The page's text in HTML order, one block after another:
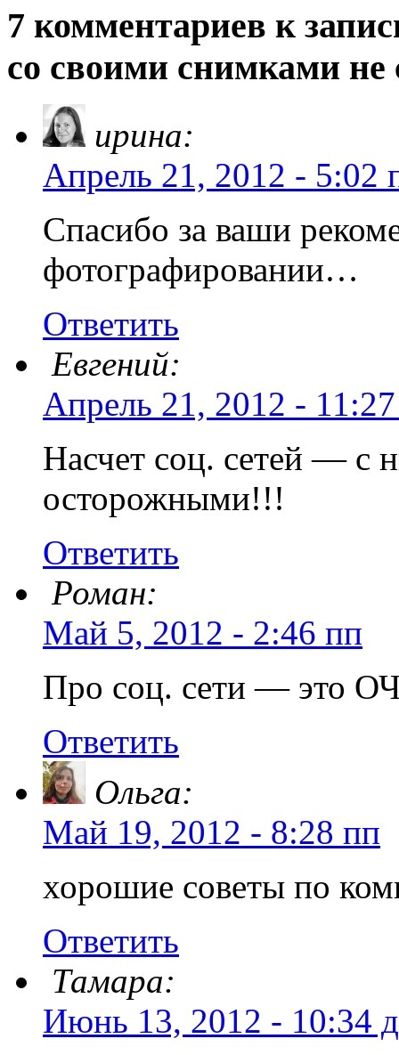
7 комментариев к
со своими снимками не
ирина:
Апрель 21, 2012 - 5:02
Спасибо за ваши
фотографировании…
Ответить
Евгений:
Апрель 21, 2012 -
Насчет соц. сетей —
осторожными!!!
Ответить
Роман:
Май 5, 2012 - 2:46 пп
Про соц. сети — это
Ответить
Ольга:
Май 19, 2012 - 8:28 пп
хорошие советы по
Ответить
Тамара:
Июнь 13, 2012 - 10:34